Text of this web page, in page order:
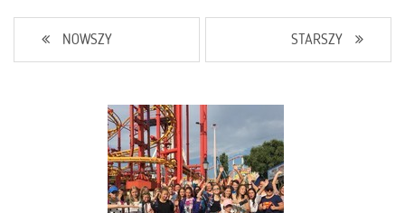
NOWSZY STARSZY